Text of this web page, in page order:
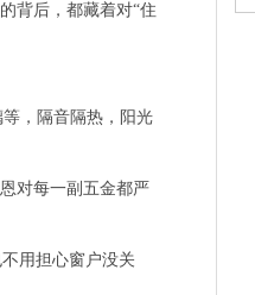
背后，都藏着对“住
，隔音隔热，阳光
对每一副五金都严
用担心窗户没关